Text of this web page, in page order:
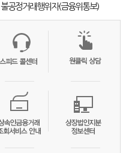
불공정거래행위자(금융위통보)